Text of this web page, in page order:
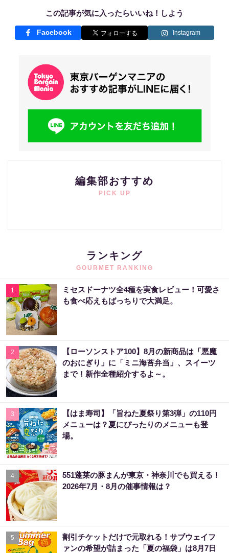
この記事が気に入ったらいいね！しよう
Facebook Instagram
編集部おすすめ
PICK UP
ランキング
GOURMET RANKING
1
ミセスドーナツ全4種を実食レビュー！可愛さ
も食べ応えもばっちりで大満足。
2
【ローソンストア100】8月の新商品は「悪魔
のおにぎり」に「ミニ海苔弁当」、スイーツ
まで！新作全種紹介するよ～。
3
【はま寿司】「旨ねた夏祭り第3弾」の110円
メニューは？夏にぴったりのメニューも登
場。
4
551蓬莱の豚まんが東京・神奈川でも買える！
2026年7月・8月の催事情報は？
5
割引チケットだけで元取れる！サブウェイフ
ァンの希望が詰まった「夏の福袋」は8月7日